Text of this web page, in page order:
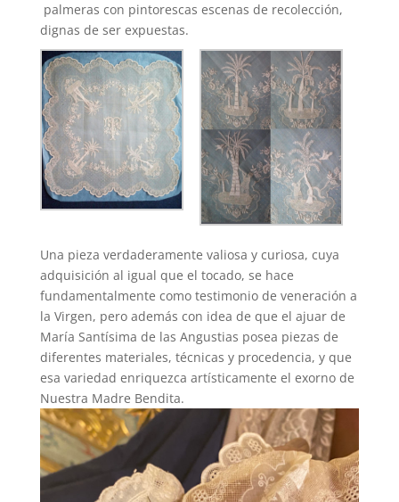
palmeras con pintorescas escenas de recolección,
dignas de ser expuestas.
Una pieza verdaderamente valiosa y curiosa, cuya
adquisición al igual que el tocado, se hace
fundamentalmente como testimonio de veneración a
la Virgen, pero además con idea de que el ajuar de
María Santísima de las Angustias posea piezas de
diferentes materiales, técnicas y procedencia, y que
esa variedad enriquezca artísticamente el exorno de
Nuestra Madre Bendita.